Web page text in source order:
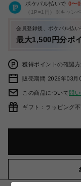
ポケパル払いで 0〜0
（1P=1円）※キャン
会員登録後、ポケパル払
最大1,500円分ポ
獲得ポイントの確認
販売期間 2026年03
この商品について問
ギフト：ラッピング不